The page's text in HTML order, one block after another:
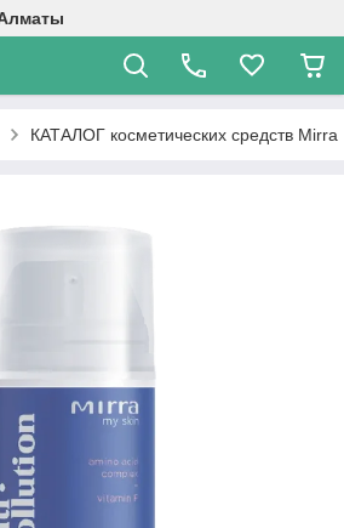
КАТАЛОГ косметических средств Mirra